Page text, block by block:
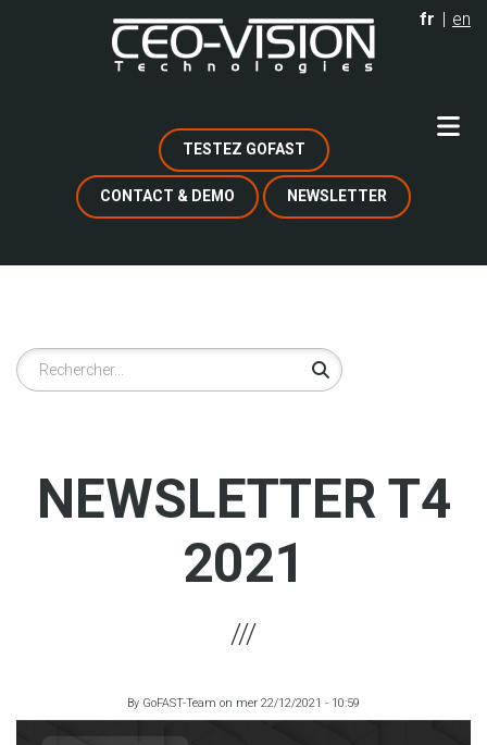
fr en
TESTEZ GOFAST
CONTACT & DEMO NEWSLETTER
Rechercher
NEWSLETTER T4
2021
By GoFAST-Team on mer 22/12/2021 - 10:59